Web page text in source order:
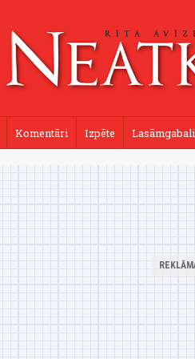
Komentāri Izpēte Lasāmgabali